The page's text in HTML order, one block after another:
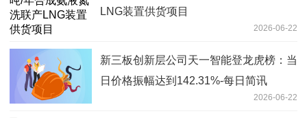
LNG装置供货项目
2026-06-22
新三板创新层公司天一智能登龙虎榜：当
日价格振幅达到142.31%-每日简讯
2026-06-22